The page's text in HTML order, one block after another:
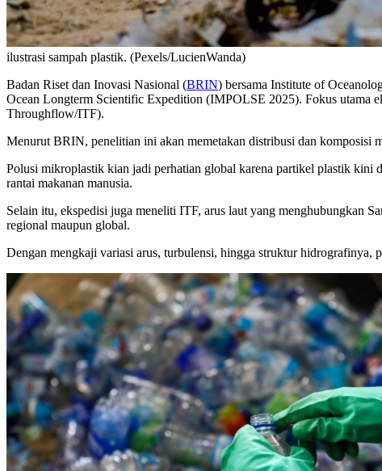
ilustrasi sampah plastik. (Pexels/LucienWanda)
Badan Riset dan Inovasi Nasional (BRIN) bersama Institute of
Ocean Longterm Scientific Expedition (IMPOLSE 2025). Fokus utama
Throughflow/ITF).
Menurut BRIN, penelitian ini akan memetakan distribusi dan komposisi
Polusi mikroplastik kian jadi perhatian global karena partikel plastik kini
rantai makanan manusia.
Selain itu, ekspedisi juga meneliti ITF, arus laut yang menghubungkan
regional maupun global.
Dengan mengkaji variasi arus, turbulensi, hingga struktur hidrografinya,